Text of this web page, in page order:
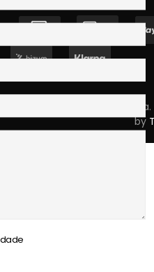
Copyright © 2023 Skpro,
by